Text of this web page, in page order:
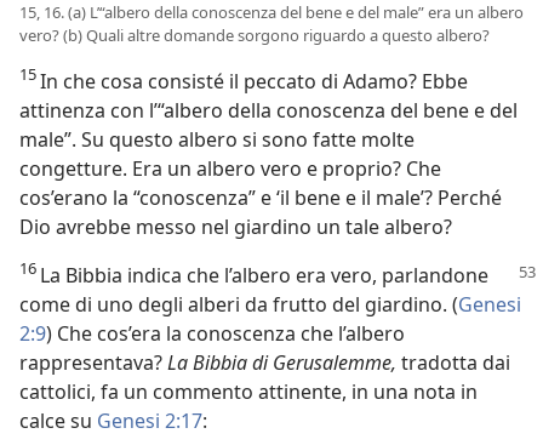
15, 16. (a) L’“albero della conoscenza del bene e del male” era un albero
vero? (b) Quali altre domande sorgono riguardo a questo albero?
15In che cosa consisté il peccato di Adamo? Ebbe
attinenza con l’“albero della conoscenza del bene e del
male”. Su questo albero si sono fatte molte
congetture. Era un albero vero e proprio? Che
cos’erano la “conoscenza” e ‘il bene e il male’? Perché
Dio avrebbe messo nel giardino un tale albero?
16 La Bibbia indica che l’albero era vero, parlandone
come di uno degli alberi da frutto del giardino. (Genesi
2:9) Che cos’era la conoscenza che l’albero
rappresentava?La Bibbia di Gerusalemme, tradotta dai
cattolici, fa un commento attinente, in una nota in
calce su Genesi 2:17: